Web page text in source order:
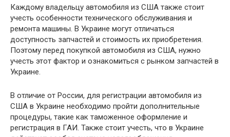
Каждому владельцу автомобиля из США также стоит
учесть особенности технического обслуживания и
ремонта машины. В Украине могут отличаться
доступность запчастей и стоимость их приобретения.
Поэтому перед покупкой автомобиля из США, нужно
учесть этот фактор и ознакомиться с рынком запчастей в
Украине.
В отличие от России, для регистрации автомобиля из
США в Украине необходимо пройти дополнительные
процедуры, такие как таможенное оформление и
регистрация в ГАИ. Также стоит учесть, что в Украине